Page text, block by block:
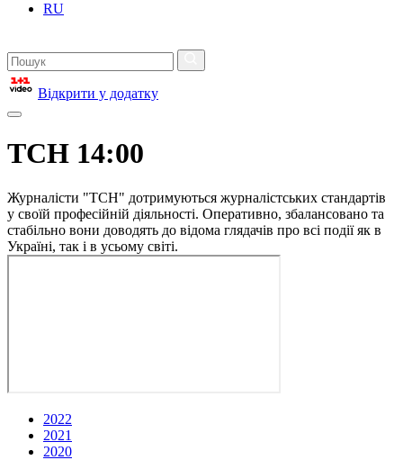
RU
Відкрити у додатку
ТСН 14:00
Журналісти "ТСН" дотримуються журналістських стандартів
у своїй професійній діяльності. Оперативно, збалансовано та
стабільно вони доводять до відома глядачів про всі події як в
Україні, так і в усьому світі.
2022
2021
2020